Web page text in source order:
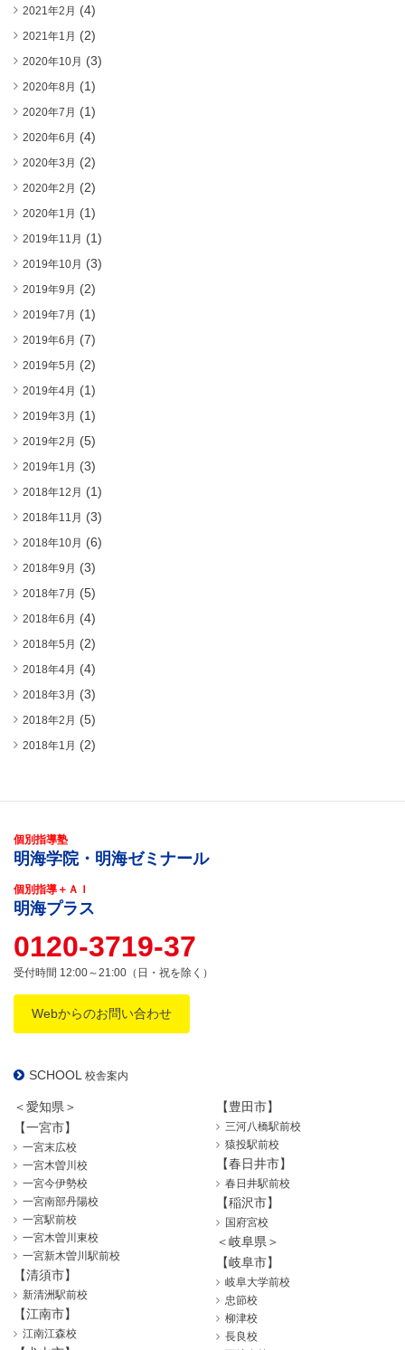
2021年2月 (4)
2021年1月 (2)
2020年10月 (3)
2020年8月 (1)
2020年7月 (1)
2020年6月 (4)
2020年3月 (2)
2020年2月 (2)
2020年1月 (1)
2019年11月 (1)
2019年10月 (3)
2019年9月 (2)
2019年7月 (1)
2019年6月 (7)
2019年5月 (2)
2019年4月 (1)
2019年3月 (1)
2019年2月 (5)
2019年1月 (3)
2018年12月 (1)
2018年11月 (3)
2018年10月 (6)
2018年9月 (3)
2018年7月 (5)
2018年6月 (4)
2018年5月 (2)
2018年4月 (4)
2018年3月 (3)
2018年2月 (5)
2018年1月 (2)
個別指導塾
明海学院・明海ゼミナール
個別指導＋ＡＩ
明海プラス
0120-3719-37
受付時間 12:00～21:00（日・祝を除く）
Webからのお問い合わせ
SCHOOL 校舎案内
＜愛知県＞
【一宮市】
一宮末広校
一宮木曽川校
一宮今伊勢校
一宮南部丹陽校
一宮駅前校
一宮木曽川東校
一宮新木曽川駅前校
【清須市】
新清洲駅前校
【江南市】
江南江森校
【豊田市】
三河八橋駅前校
猿投駅前校
【春日井市】
春日井駅前校
【稲沢市】
国府宮校
＜岐阜県＞
【岐阜市】
岐阜大学前校
忠節校
柳津校
長良校